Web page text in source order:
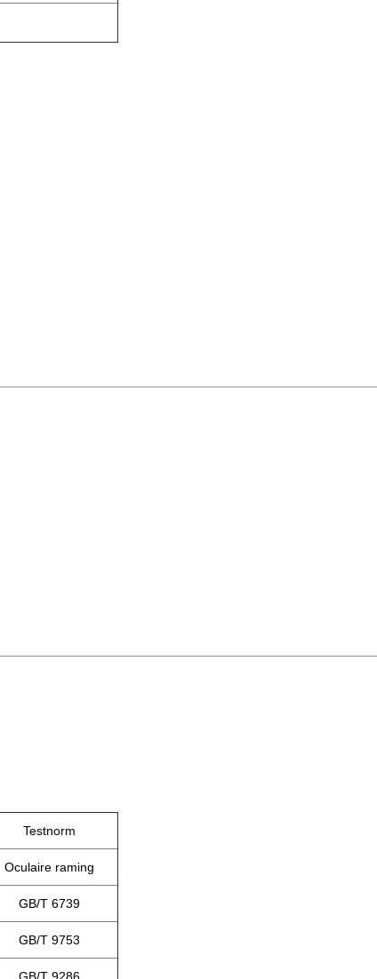
Testnorm
Oculaire raming
GB/T 6739
GB/T 9753